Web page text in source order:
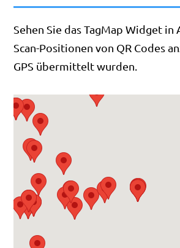
Sehen Sie das TagMap Widget in
Scan-Positionen von QR Codes
GPS übermittelt wurden.